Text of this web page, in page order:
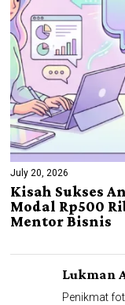
July 20, 2026
Kisah Sukses
Modal Rp500
Mentor Bisnis
Lukman
Penikmat